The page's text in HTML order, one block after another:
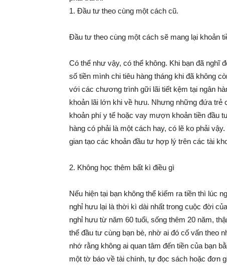
1. Đầu tư theo cùng một cách cũ.
Đầu tư theo cùng một cách sẽ mang lại khoản
Có thể như vậy, có thể không. Khi bạn đã nghĩ
số tiền mình chi tiêu hàng tháng khi đã không
với các chương trình gữi lãi tiết kệm tại ngân
khoản lãi lớn khi về hưu. Nhưng những đứa trẻ
khoản phí y tế hoặc vay mượn khoản tiền đầu
hàng có phải là một cách hay, có lẽ ko phải
gian tạo các khoản đầu tư hợp lý trên các tài
2. Không học thêm bất kì điều gì
Nếu hiện tại bạn không thể kiếm ra tiền thì lúc
nghỉ hưu lại là thời kì dài nhất trong cuộc đời
nghỉ hưu từ năm 60 tuổi, sống thêm 20 năm,
thể đầu tư cùng bạn bè, nhờ ai đó cố vấn theo
nhớ rằng không ai quan tâm đến tiền của bạn
một tờ báo về tài chính, tự đọc sách hoặc đơn